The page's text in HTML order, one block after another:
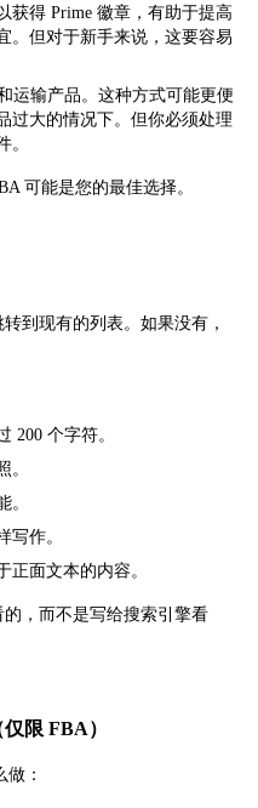
获得 Prime 徽章，有助于提高
。但对于新手来说，这要容易
运输产品。这种方式可能更便
过大的情况下。但你必须处理
。
可能是您的最佳选择。
到现有的列表。如果没有，
200 个字符。
。
。
写作。
正面文本的内容。
，而不是写给搜索引擎看
限 FBA）
：